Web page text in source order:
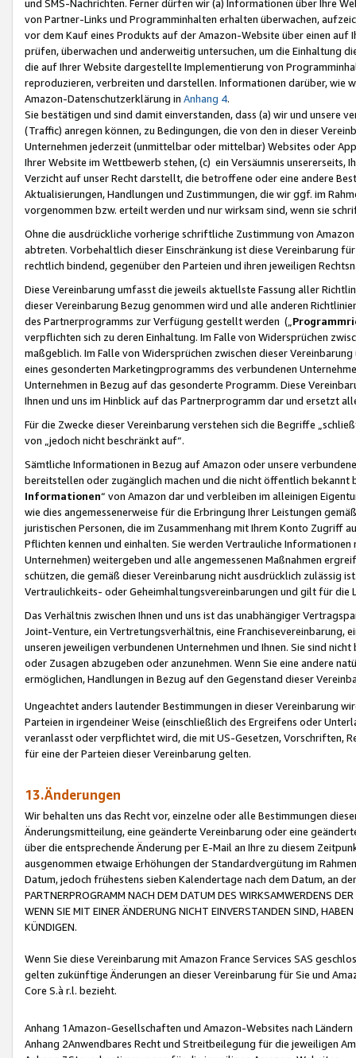
und SMS-Nachrichten. Ferner dürfen wir (a) Informationen über Ihre
von Partner-Links und Programminhalten erhalten überwachen,
vor dem Kauf eines Produkts auf der Amazon-Website über einen
prüfen, überwachen und anderweitig untersuchen, um die Einhaltung
die auf Ihrer Website dargestellte Implementierung von
reproduzieren, verbreiten und darstellen. Informationen darüber, wie
Amazon-Datenschutzerklärung in Anhang 4.
Sie bestätigen und sind damit einverstanden, dass (a) wir und
(Traffic) anregen können, zu Bedingungen, die von den in dieser
Unternehmen jederzeit (unmittelbar oder mittelbar) Websites oder
Ihrer Website im Wettbewerb stehen, (c) ein Versäumnis unsererseits,
Verzicht auf unser Recht darstellt, die betroffene oder eine andere
Aktualisierungen, Handlungen und Zustimmungen, die wir ggf. im
vorgenommen bzw. erteilt werden und nur wirksam sind, wenn sie
Ohne die ausdrückliche vorherige schriftliche Zustimmung von
abtreten. Vorbehaltlich dieser Einschränkung ist diese Vereinbarung
rechtlich bindend, gegenüber den Parteien und ihren jeweiligen
Diese Vereinbarung umfasst die jeweils aktuellste Fassung aller
dieser Vereinbarung Bezug genommen wird und alle anderen
des Partnerprogramms zur Verfügung gestellt werden („
verpflichten sich zu deren Einhaltung. Im Falle von Widersprüchen
maßgeblich. Im Falle von Widersprüchen zwischen dieser
eines gesonderten Marketingprogramms des verbundenen
Unternehmen in Bezug auf das gesonderte Programm. Diese
Ihnen und uns im Hinblick auf das Partnerprogramm dar und ersetzt
Für die Zwecke dieser Vereinbarung verstehen sich die Begriffe
von „jedoch nicht beschränkt auf“.
Sämtliche Informationen in Bezug auf Amazon oder unsere
bereitstellen oder zugänglich machen und die nicht öffentlich
Informationen“ von Amazon dar und verbleiben im alleinigen
wie dies angemessenerweise für die Erbringung Ihrer Leistungen
juristischen Personen, die im Zusammenhang mit Ihrem Konto
Pflichten kennen und einhalten. Sie werden Vertrauliche
Unternehmen) weitergeben und alle angemessenen Maßnahmen
schützen, die gemäß dieser Vereinbarung nicht ausdrücklich zulässig
Vertraulichkeits- oder Geheimhaltungsvereinbarungen und gilt für die
Das Verhältnis zwischen Ihnen und uns ist das unabhängiger
Joint-Venture, ein Vertretungsverhältnis, eine Franchisevereinbarung,
unseren jeweiligen verbundenen Unternehmen und Ihnen. Sie sind
oder Zusagen abzugeben oder anzunehmen. Wenn Sie eine andere
ermöglichen, Handlungen in Bezug auf den Gegenstand dieser
Ungeachtet anders lautender Bestimmungen in dieser Vereinbarung
Parteien in irgendeiner Weise (einschließlich des Ergreifens oder
veranlasst oder verpflichtet wird, die mit US-Gesetzen, Vorschriften,
für eine der Parteien dieser Vereinbarung gelten.
13.Änderungen
Wir behalten uns das Recht vor, einzelne oder alle Bestimmungen
Änderungsmitteilung, eine geänderte Vereinbarung oder eine
über die entsprechende Änderung per E-Mail an Ihre zu diesem
ausgenommen etwaige Erhöhungen der Standardvergütung im
Datum, jedoch frühestens sieben Kalendertage nach dem Datum, an
PARTNERPROGRAMM NACH DEM DATUM DES WIRKSAMWERDENS
WENN SIE MIT EINER ÄNDERUNG NICHT EINVERSTANDEN SIND,
KÜNDIGEN.
Wenn Sie diese Vereinbarung mit Amazon France Services SAS
gelten zukünftige Änderungen an dieser Vereinbarung für Sie und
Core S.à r.l. bezieht.
Anhang 1Amazon-Gesellschaften und Amazon-Websites nach Ländern
Anhang 2Anwendbares Recht und Streitbeilegung für die jeweiligen